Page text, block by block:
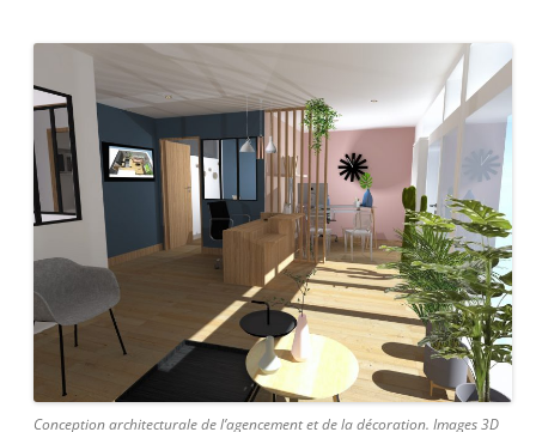
Conception architecturale de l’agencement et de la décoration. Images 3D